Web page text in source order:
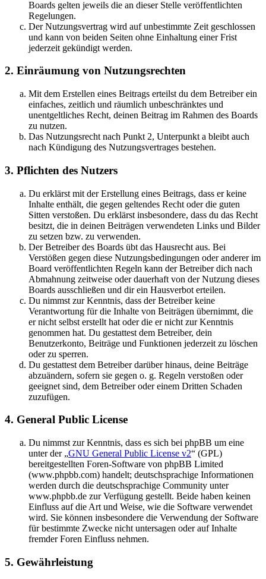
Boards gelten jeweils die an dieser Stelle veröffentlichten
Regelungen.
Der Nutzungsvertrag wird auf unbestimmte Zeit geschlossen
und kann von beiden Seiten ohne Einhaltung einer Frist
jederzeit gekündigt werden.
2. Einräumung von Nutzungsrechten
Mit dem Erstellen eines Beitrags erteilst du dem Betreiber ein
einfaches, zeitlich und räumlich unbeschränktes und
unentgeltliches Recht, deinen Beitrag im Rahmen des Boards
zu nutzen.
Das Nutzungsrecht nach Punkt 2, Unterpunkt a bleibt auch
nach Kündigung des Nutzungsvertrages bestehen.
3. Pflichten des Nutzers
Du erklärst mit der Erstellung eines Beitrags, dass er keine
Inhalte enthält, die gegen geltendes Recht oder die guten
Sitten verstoßen. Du erklärst insbesondere, dass du das Recht
besitzt, die in deinen Beiträgen verwendeten Links und Bilder
zu setzen bzw. zu verwenden.
Der Betreiber des Boards übt das Hausrecht aus. Bei
Verstößen gegen diese Nutzungsbedingungen oder anderer im
Board veröffentlichten Regeln kann der Betreiber dich nach
Abmahnung zeitweise oder dauerhaft von der Nutzung dieses
Boards ausschließen und dir ein Hausverbot erteilen.
Du nimmst zur Kenntnis, dass der Betreiber keine
Verantwortung für die Inhalte von Beiträgen übernimmt, die
er nicht selbst erstellt hat oder die er nicht zur Kenntnis
genommen hat. Du gestattest dem Betreiber, dein
Benutzerkonto, Beiträge und Funktionen jederzeit zu löschen
oder zu sperren.
Du gestattest dem Betreiber darüber hinaus, deine Beiträge
abzuändern, sofern sie gegen o. g. Regeln verstoßen oder
geeignet sind, dem Betreiber oder einem Dritten Schaden
zuzufügen.
4. General Public License
Du nimmst zur Kenntnis, dass es sich bei phpBB um eine
unter der „GNU General Public License v2“ (GPL)
bereitgestellten Foren-Software von phpBB Limited
(www.phpbb.com) handelt; deutschsprachige Informationen
werden durch die deutschsprachige Community unter
www.phpbb.de zur Verfügung gestellt. Beide haben keinen
Einfluss auf die Art und Weise, wie die Software verwendet
wird. Sie können insbesondere die Verwendung der Software
für bestimmte Zwecke nicht untersagen oder auf Inhalte
fremder Foren Einfluss nehmen.
5. Gewährleistung